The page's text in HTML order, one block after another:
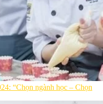
“Chọn ngành học – Chọn